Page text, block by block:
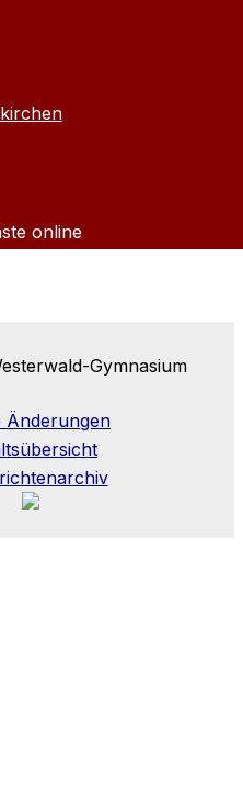
online
Gymnasium
Änderungen